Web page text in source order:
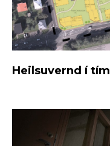
Heilsuvernd í